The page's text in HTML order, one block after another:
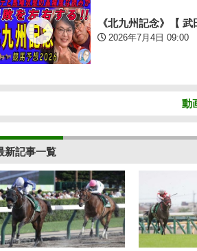
《北九州記念》【
2026年7月4日 09:00
動
新記事一覧